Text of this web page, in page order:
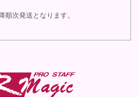
次発送となります。